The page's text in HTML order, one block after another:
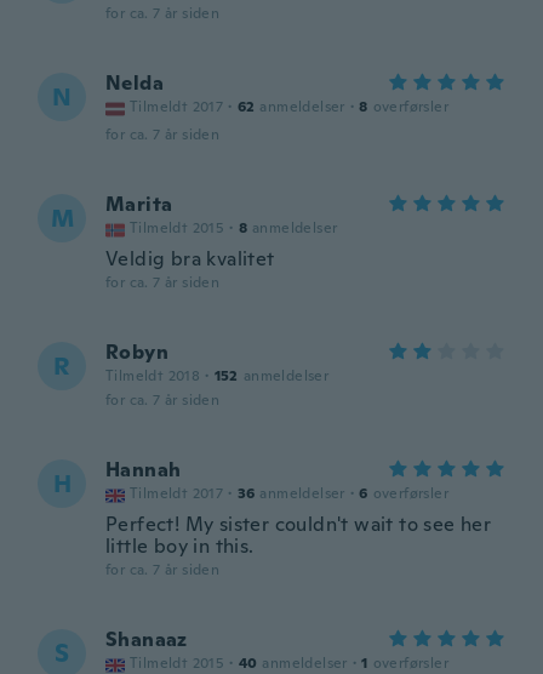
for ca. 7 år siden
N Nelda
Tilmeldt 2017 · 62 anmeldelser · 8 overførsler
for ca. 7 år siden
M Marita
Tilmeldt 2015 · 8 anmeldelser
Veldig bra kvalitet
for ca. 7 år siden
R Robyn
Tilmeldt 2018 · 152 anmeldelser
for ca. 7 år siden
H Hannah
Tilmeldt 2017 · 36 anmeldelser · 6 overførsler
Perfect! My sister couldn't wait to see her
little boy in this.
for ca. 7 år siden
S Shanaaz
Tilmeldt 2015 · 40 anmeldelser · 1 overførsler